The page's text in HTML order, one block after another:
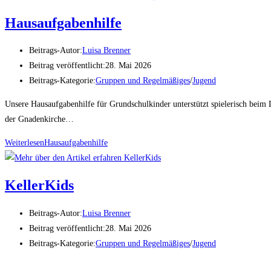
Hausaufgabenhilfe
Beitrags-Autor:Luisa Brenner
Beitrag veröffentlicht:28. Mai 2026
Beitrags-Kategorie:Gruppen und Regelmäßiges/Jugend
Unsere Hausaufgabenhilfe für Grundschulkinder unterstützt spielerisch
der Gnadenkirche…
WeiterlesenHausaufgabenhilfe
KellerKids
Beitrags-Autor:Luisa Brenner
Beitrag veröffentlicht:28. Mai 2026
Beitrags-Kategorie:Gruppen und Regelmäßiges/Jugend